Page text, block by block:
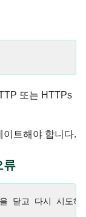
또는 HTTPs
이트해야 합니다.
류